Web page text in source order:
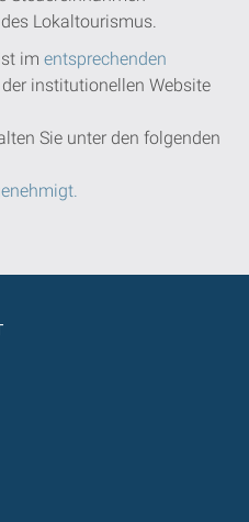
Lokaltourismus.
im entsprechenden
institutionellen Website
Sie unter den folgenden